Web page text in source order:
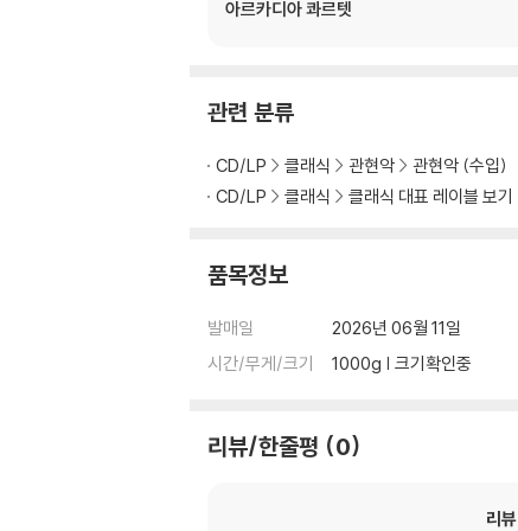
아르카디아 콰르텟
관련 분류
CD/LP 클래식 관현악
관현악 (수입)
CD/LP
클래식 클래식 대표 레이블 보기
품목정보
발매일
2026년 06월 11일
시간/무게/크기
1000g | 크기확인중
리뷰/한줄평 0
리뷰